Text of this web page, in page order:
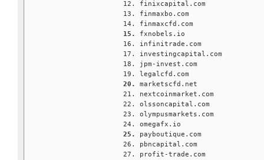
finixcapital.com
finmaxbo.com
finmaxcfd.com
fxnobels.io
infinitrade.com
investingcapital.com
jpm-invest.com
legalcfd.com
marketscfd.net
nextcoinmarket.com
olssoncapital.com
olympusmarkets.com
omegafx.io
payboutique.com
pbncapital.com
profit-trade.com